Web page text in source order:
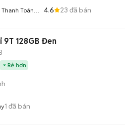
4.6 23 đã bán
9T 128GB Đen
Rẻ hơn
1 đã bán